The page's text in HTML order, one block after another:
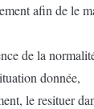
afin de le
de la
donnée,
le resituer